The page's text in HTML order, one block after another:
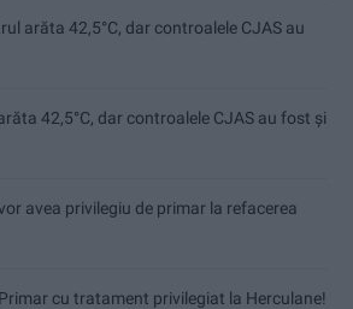
arăta 42,5°C, dar controalele CJAS au
42,5°C, dar controalele CJAS au fost și
avea privilegiu de primar la refacerea
cu tratament privilegiat la Herculane!